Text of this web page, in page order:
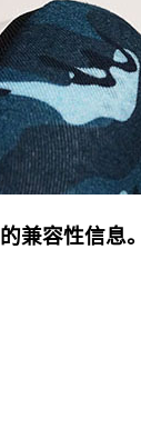
兼容性信息